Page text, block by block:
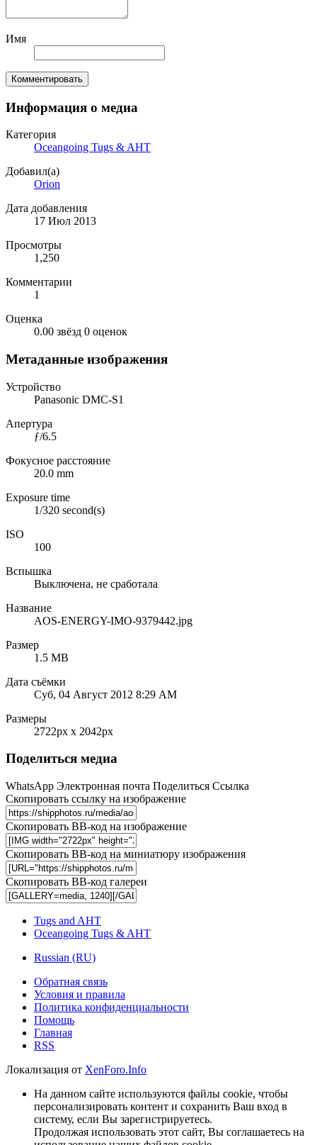
Имя
Комментировать
Информация о медиа
Категория
Oceangoing Tugs & AHT
Добавил(а)
Orion
Дата добавления
17 Июл 2013
Просмотры
1,250
Комментарии
1
Оценка
0.00 звёзд 0 оценок
Метаданные изображения
Устройство
Panasonic DMC-S1
Апертура
ƒ/6.5
Фокусное расстояние
20.0 mm
Exposure time
1/320 second(s)
ISO
100
Вспышка
Выключена, не сработала
Название
AOS-ENERGY-IMO-9379442.jpg
Размер
1.5 MB
Дата съёмки
Суб, 04 Август 2012 8:29 AM
Размеры
2722px x 2042px
Поделиться медиа
WhatsApp Электронная почта Поделиться Ссылка
Скопировать ссылку на изображение
Скопировать BB-код на изображение
Скопировать BB-код на миниатюру изображения
Скопировать BB-код галереи
Tugs and AHT
Oceangoing Tugs & AHT
Russian (RU)
Обратная связь
Условия и правила
Политика конфиденциальности
Помощь
Главная
RSS
Локализация от XenForo.Info
На данном сайте используются файлы cookie, чтобы
персонализировать контент и сохранить Ваш вход в
систему, если Вы зарегистрируетесь.
Продолжая использовать этот сайт, Вы соглашаетесь на